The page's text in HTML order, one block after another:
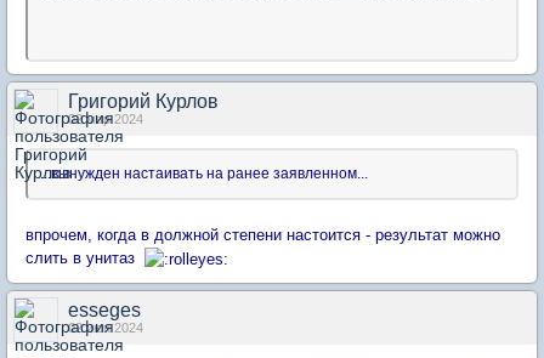
Григорий Курлов
02 мар 2024
...вынужден настаивать на ранее заявленном...
впрочем, когда в должной степени настоится - результат можно
слить в унитаз
esseges
02 июн 2024